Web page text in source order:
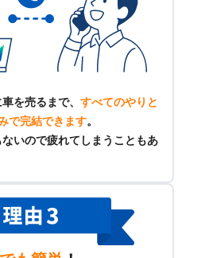
を売るまで、 すべてのやりと
で完結できます。
いので疲れてしまうこともあ